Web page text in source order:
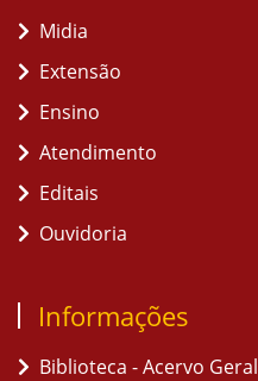
Midia
Extensão
Ensino
Atendimento
Editais
Ouvidoria
Informações
Biblioteca - Acervo Geral